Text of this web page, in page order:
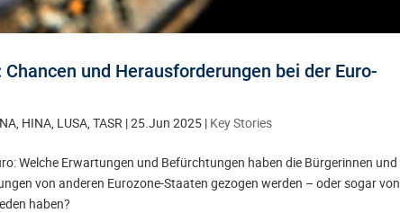
und Herausforderungen bei der Euro-
HINA, LUSA, TASR |25.Jun 2025 | Key Stories
Welche Erwartungen und Befürchtungen haben die Bürgerinnen und
von anderen Eurozone-Staaten gezogen werden – oder sogar von
haben?